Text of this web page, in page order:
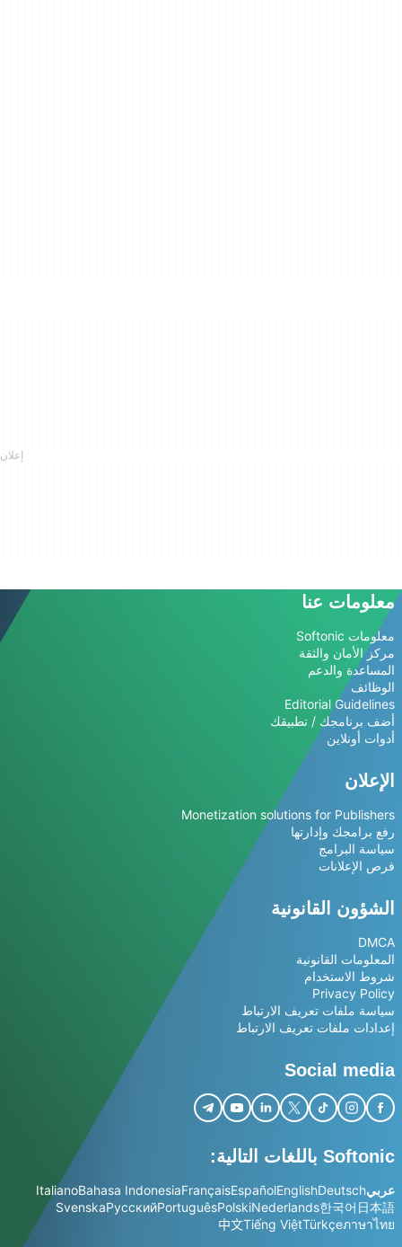
معلومات عنا
معلومات Softonic
مركز الأمان والثقة
المساعدة والدعم
الوظائف
Editorial Guidelines
أضف برنامجك / تطبيقك
أدوات أونلاين
الإعلان
Monetization solutions for Publishers
رفع برامجك وإدارتها
سياسة البرامج
فرص الإعلانات
الشؤون القانونية
DMCA
المعلومات القانونية
شروط الاستخدام
Privacy Policy
سياسة ملفات تعريف الارتباط
إعدادات ملفات تعريف الارتباط
Social media
Softonic باللغات التالية:
عربيDeutsch
English
Español
Français
Bahasa Indonesia
Italiano
日本語
한국어
Nederlands
Polski
Português
Русский
Svenska
ภาษาไทย
Türkçe
Tiếng Việt
中文